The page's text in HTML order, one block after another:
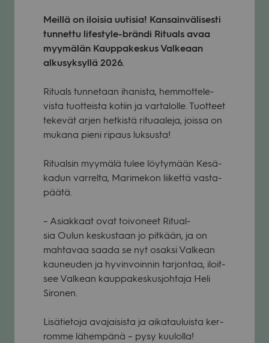
Meillä on iloi­sia uuti­sia! Kan­sain­vä­li­sesti
tun­nettu lifes­tyle-brändi Rituals avaa
myy­mä­län Kaup­pa­kes­kus Val­ke­aan
alkusyk­syllä 2026.
Rituals tun­ne­taan iha­nista, hem­mot­te­le­
vista tuot­teista kotiin ja var­ta­lolle. Tuot­teet
teke­vät arjen het­kistä ritu­aa­leja, joissa on
mukana pieni ripaus luk­susta!
Ritual­sin myy­mälä tulee löy­ty­mään Kesä­
ka­dun var­relta, Mari­me­kon lii­kettä vas­ta­
päätä.
– Asiak­kaat ovat toi­vo­neet Ritual­
sia Oulun kes­kus­taan jo pit­kään, ja on
mah­ta­vaa saada se nyt osaksi Val­kean
kau­neu­den ja hyvin­voin­nin tar­jon­taa, iloit­
see Val­kean kaup­pa­kes­kus­joh­taja Heli
Siro­nen.
Lisä­tie­toja ava­jai­sista ja aika­tau­luista ker­
romme lähem­pänä – pysy kuu­lolla!